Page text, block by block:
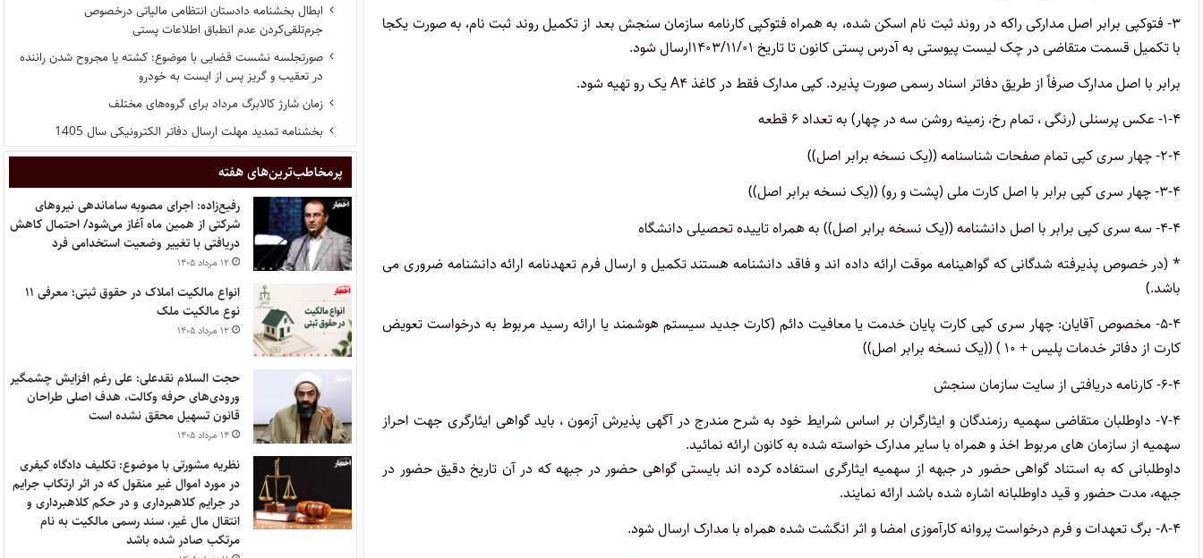
۳- فتوکپی برابر اصل مدارکی راکه در روند ثبت نام اسکن شده، به همراه فتوکپی کارنامه سازمان سنجش بعد از تکمیل روند ثبت نام، به صورت یکجا
با تکمیل قسمت متقاضی در چک لیست پیوستی به آدرس پستی کانون تا تاریخ ۱۴۰۳/۱۱/۰۱ارسال شود.
برابر با اصل مدارک صرفاً از طریق دفاتر اسناد رسمی صورت پذیرد. کپی مدارک فقط در کاغذ A۴ یک رو تهیه شود.
۱-۴- عکس پرسنلی (رنگی ، تمام رخ، زمینه روشن سه در چهار) به تعداد ۶ قطعه
۲-۴- چهار سری کپی تمام صفحات شناسنامه ((یک نسخه برابر اصل))
۳-۴- چهار سری کپی برابر با اصل کارت ملی (پشت و رو) ((یک نسخه برابر اصل))
۴-۴- سه سری کپی برابر با اصل دانشنامه ((یک نسخه برابر اصل)) به همراه تاییده تحصیلی دانشگاه​
* (در خصوص پذیرفته شدگانی که گواهینامه موقت ارائه داده اند و فاقد دانشنامه هستند تکمیل و ارسال فرم تعهدنامه ارائه دانشنامه ضروری می
باشد.)
۵-۴- مخصوص آقایان: چهار سری کپی کارت پایان خدمت یا معافیت دائم (کارت جدید سیستم هوشمند یا ارائه رسید مربوط به درخواست تعویض
کارت از دفاتر خدمات پلیس + ۱۰ ) ((یک نسخه برابر اصل))
۶-۴- کارنامه دریافتی از سایت سازمان سنجش
۷-۴- داوطلبان متقاضی سهمیه رزمندگان و ایثارگران بر اساس شرایط خود به شرح مندرج در آگهی پذیرش آزمون ، باید گواهی ایثارگری جهت احراز
سهمیه از سازمان های مربوط اخذ و همراه با سایر مدارک خواسته شده به کانون ارائه نمائید.
داوطلبانی که به استناد گواهی حضور در جبهه از سهمیه ایثارگری استفاده کرده اند بایستی گواهی حضور در جبهه که در آن تاریخ دقیق حضور در
جبهه، مدت حضور و قید داوطلبانه اشاره شده باشد ارائه نمایند.
۸-۴- برگ تعهدات و فرم درخواست پروانه کارآموزی امضا و اثر انگشت شده همراه با مدارک ارسال شود.
ابطال بخشنامه دادستان انتظامی مالیاتی درخصوص
جرم‌تلقی‌کردن عدم انطباق اطلاعات پستی
صورتجلسه نشست قضایی با موضوع: کشته یا مجروح شدن راننده
در تعقیب و گریز پس از ایست به خودرو
زمان شارژ کالابرگ مرداد برای گروه‌های مختلف
بخشنامه تمدید مهلت ارسال دفاتر الکترونیکی سال 1405
پر‌مخاطب‌ترین‌های هفته
رفیع‌زاده: اجرای مصوبه ساماندهی نیروهای
شرکتی از همین ماه آغاز می‌شود/ احتمال کاهش
دریافتی با تغییر وضعیت استخدامی فرد
۱۲ مرداد ۱۴۰۵
انواع مالکیت املاک در حقوق ثبتی؛ معرفی ۱۱
نوع مالکیت ملک
۱۲ مرداد ۱۴۰۵
حجت السلام نقدعلی: علی رغم افزایش چشمگیر
ورودی‌های حرفه وکالت، هدف اصلی طراحان
قانون تسهیل محقق نشده است
۱۴ مرداد ۱۴۰۵
نظریه مشورتی با موضوع: تکلیف دادگاه کیفری
در مورد اموال غیر منقول که در اثر ارتکاب جرایم
در جرایم کلاهبرداری و در حکم کلاهبرداری و
انتقال مال غیر، سند رسمی مالکیت به نام
مرتکب صادر شده باشد